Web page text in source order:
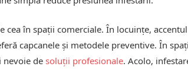
cea în spații comerciale. În locuințe,
capcanele și metodele preventive. În
nevoie desoluții profesionale. Acolo,